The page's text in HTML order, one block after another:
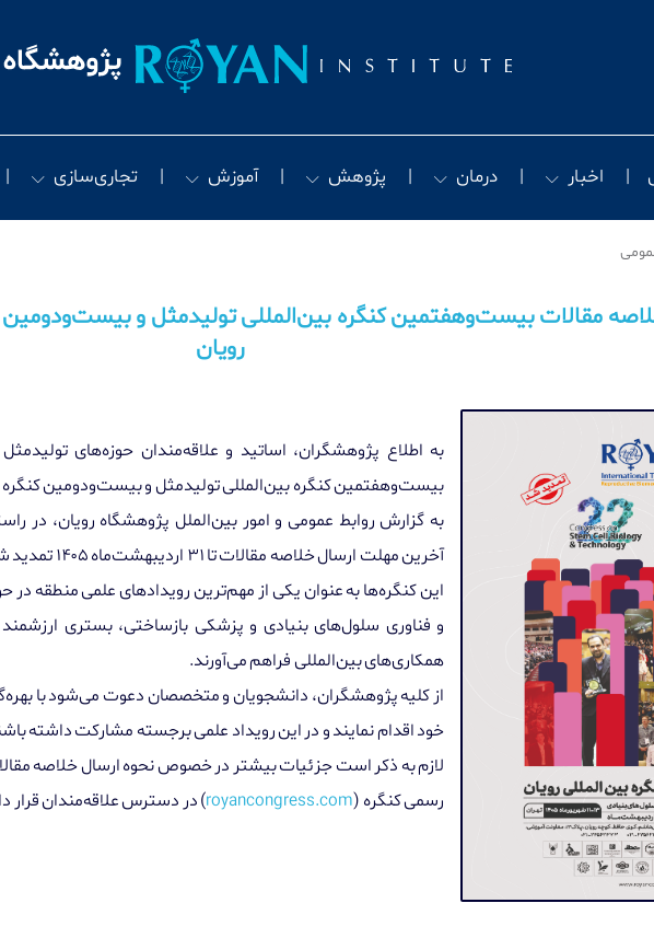
اخبار درمان پژوهش آموزش تجاری‌سازی
مقالات بیست‌وهفتمین کنگره بین‌المللی تولیدمثل و بیست‌ودومین
رویان
به اطلاع پژوهشگران، اساتید و علاقه‌مندان حوزه‌های
بیست‌وهفتمین کنگره بین‌المللی تولیدمثل و بیست‌ودومین
به گزارش روابط عمومی و امور بین‌الملل پژوهشگاه رویان، در
آخرین مهلت ارسال خلاصه مقالات تا۳۱ اردیبهشت‌ماه۱۴۰۵تمدید
این کنگره‌ها به عنوان یکی از مهم‌ترین رویدادهای علمی
و فناوری سلول‌های بنیادی و پزشکی بازساختی، بستری
همکاری‌های بین‌المللی فراهم می‌آورند.
از کلیه پژوهشگران، دانشجویان و متخصصان دعوت می‌شود با
خود اقدام نمایند و در این رویداد علمی برجسته مشارکت داشته
لازم به ذکر است جزئیات بیشتر در خصوص نحوه ارسال خلاصه
رسمی کنگره (
royancongress.com) در دسترس علاقه‌مندان قرار